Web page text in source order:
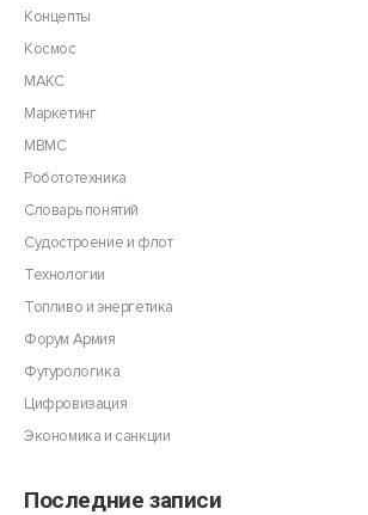
Концепты
Космос
МАКС
Маркетинг
МВМС
Робототехника
Словарь понятий
Судостроение и флот
Технологии
Топливо и энергетика
Форум Армия
Футурологика
Цифровизация
Экономика и санкции
Последние записи